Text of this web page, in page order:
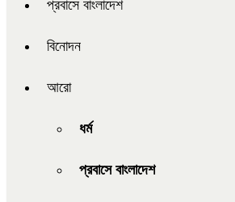
প্রবাসে বাংলাদেশ
বিনোদন
আরো
ধর্ম
প্রবাসে বাংলাদেশ